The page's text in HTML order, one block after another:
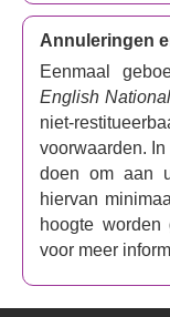
Annuleringen
Eenmaal
English
niet-
voorwaarden.
doen om aan
hiervan
hoogte
voor meer